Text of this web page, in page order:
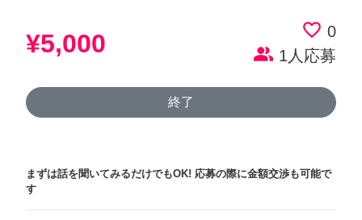
¥5,000 favorite_border 0
people_alt 1人応募
終了
まずは話を聞いてみるだけでもOK! 応募の際に金額交渉も可能で
す